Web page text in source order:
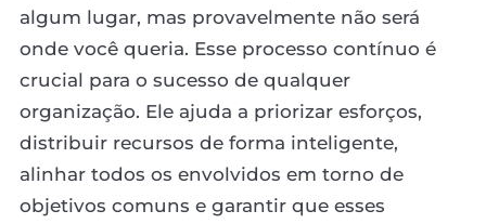
algum lugar, mas provavelmente não será
onde você queria. Esse processo contínuo é
crucial para o sucesso de qualquer
organização. Ele ajuda a priorizar esforços,
distribuir recursos de forma inteligente,
alinhar todos os envolvidos em torno de
objetivos comuns e garantir que esses